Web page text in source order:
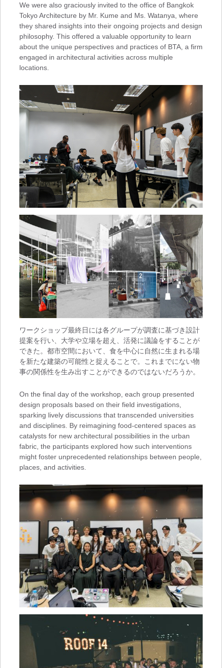
We were also graciously invited to the office of Bangkok
Tokyo Architecture by Mr. Kume and Ms. Watanya, where
they shared insights into their ongoing projects and design
philosophy. This offered a valuable opportunity to learn
about the unique perspectives and practices of BTA, a firm
engaged in architectural activities across multiple
locations.
ワークショップ最終日には各グループが調査に基づき設計
提案を行い、大学や立場を超え、活発に議論をすることが
できた。都市空間において、食を中心に自然に生まれる場
を新たな建築の可能性と捉えることで。これまでにない物
事の関係性を生み出すことができるのではないだろうか。
On the final day of the workshop, each group presented
design proposals based on their field investigations,
sparking lively discussions that transcended universities
and disciplines. By reimagining food-centered spaces as
catalysts for new architectural possibilities in the urban
fabric, the participants explored how such interventions
might foster unprecedented relationships between people,
places, and activities.